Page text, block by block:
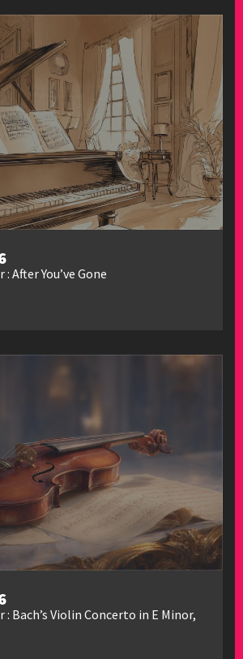
After You’ve Gone
: Bach’s Violin Concerto in E Minor,